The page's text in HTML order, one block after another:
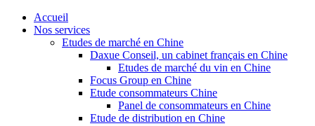
Accueil
Nos services
Etudes de marché en Chine
Daxue Conseil, un cabinet français en Chine
Etudes de marché du vin en Chine
Focus Group en Chine
Etude consommateurs Chine
Panel de consommateurs en Chine
Etude de distribution en Chine